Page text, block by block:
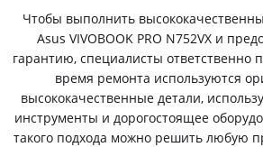
Чтобы выполнить
Asus VIVOBOOK PRO N752VX и
гарантию, специалисты ответственно
время ремонта используются
высококачественные детали,
инструменты и дорогостоящее
такого подхода можно решить любую